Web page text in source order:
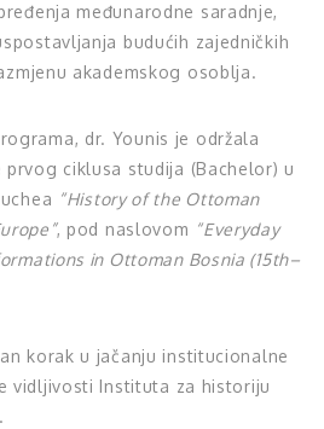
međunarodne saradnje,
budućih zajedničkih
akademskog osoblja.
dr. Younis je održala
ciklusa studija (Bachelor) u
“History of the Ottoman
, pod naslovom “Everyday
in Ottoman Bosnia (15th–
korak u jačanju institucionalne
vidljivosti Instituta za historiju